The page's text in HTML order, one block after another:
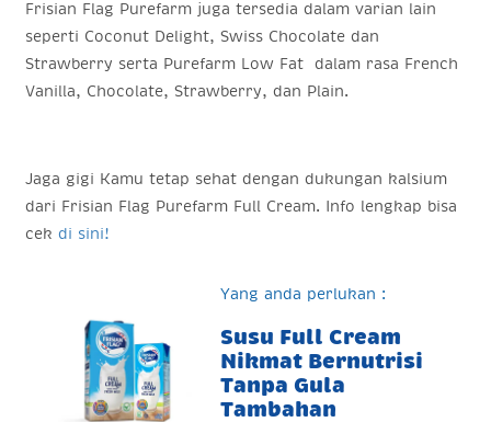
Frisian Flag Purefarm juga tersedia dalam varian lain
seperti Coconut Delight, Swiss Chocolate dan
Strawberry serta Purefarm Low Fat dalam rasa French
Vanilla, Chocolate, Strawberry, dan Plain.
Jaga gigi Kamu tetap sehat dengan dukungan kalsium
dari Frisian Flag Purefarm Full Cream. Info lengkap bisa
cek di sini!
Yang anda perlukan :
Susu Full Cream
Nikmat Bernutrisi
Tanpa Gula
Tambahan